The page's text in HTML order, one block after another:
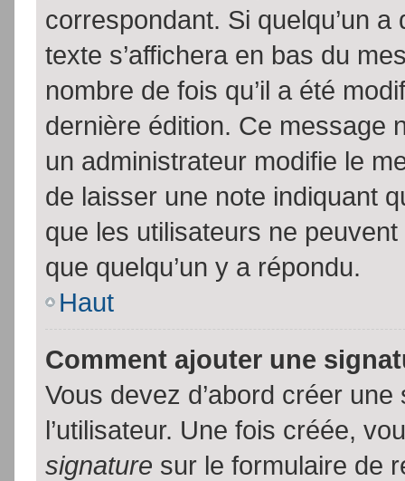
correspondant. Si quelqu’un
texte s’affichera en bas du
nombre de fois qu’il a été
dernière édition. Ce message
un administrateur modifie le
de laisser une note indiquant
que les utilisateurs ne
que quelqu’un y a répondu.
Haut
Comment ajouter une
Vous devez d’abord créer
l’utilisateur. Une fois créée,
signature sur le formulaire de